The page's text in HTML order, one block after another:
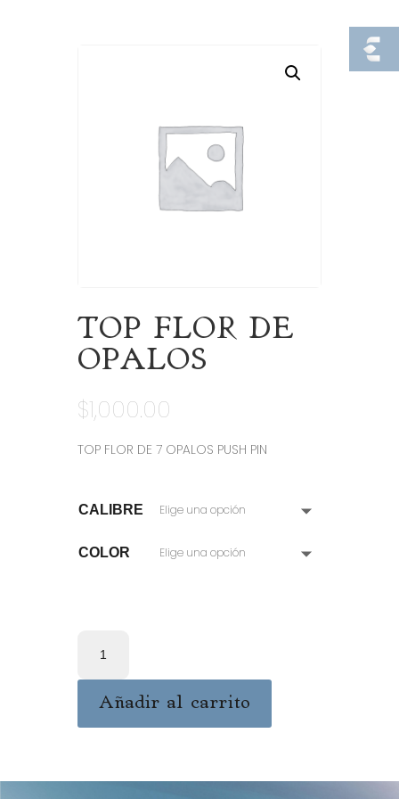
TOP FLOR DE
OPALOS
$1,000.00
TOP FLOR DE 7 OPALOS PUSH PIN
CALIBRE
COLOR
FLOR
DE
OPALOS
Añadir al carrito